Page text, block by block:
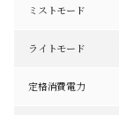
ミストモード
ライトモード
定格消費電力